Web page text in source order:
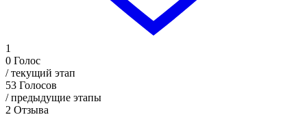
1
0 Голос
/ текущий этап
53 Голосов
/ предыдущие этапы
2 Отзыва